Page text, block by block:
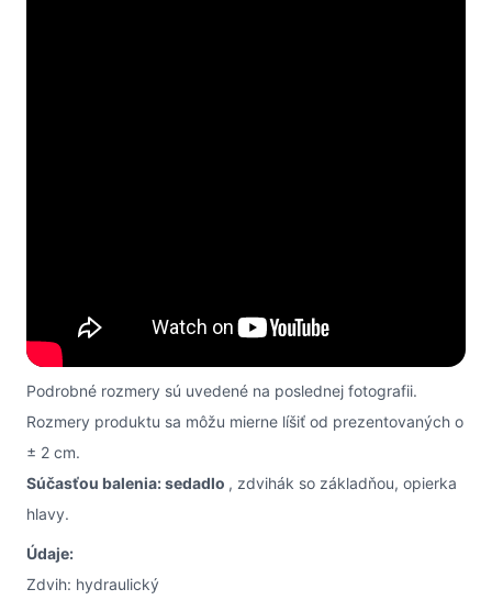
Podrobné rozmery sú uvedené na poslednej fotografii.
Rozmery produktu sa môžu mierne líšiť od prezentovaných o
± 2 cm.
Súčasťou balenia: sedadlo , zdvihák so základňou, opierka
hlavy.
Údaje:
Zdvih: hydraulický